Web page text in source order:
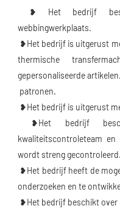
webbingwerkplaats.
thermische
gepersonaliseerde artikelen.
patronen.
❥Het bedrijf is uitgerust
kwaliteitscontroleteam
wordt streng gecontroleerd.
onderzoeken en te
❥Het bedrijf beschikt over